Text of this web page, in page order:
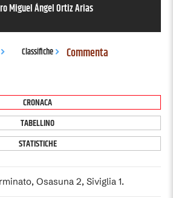
Miguel Ángel Ortiz Arias
Classifiche Commenta
CRONACA
TABELLINO
STATISTICHE
Osasuna 2, Siviglia 1.